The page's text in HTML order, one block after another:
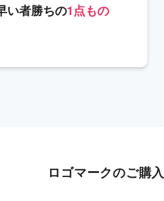
い者勝ちの1点もの
ロゴマークのご購入